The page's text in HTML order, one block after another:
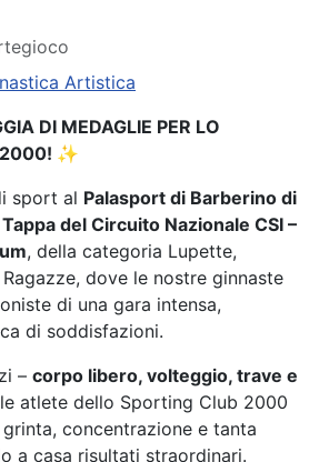
Artistica
DI MEDAGLIE PER LO
2000! ✨
sport al Palasport di Barberino di
del Circuito Nazionale CSI –
, della categoria Lupette,
dove le nostre ginnaste
di una gara intensa,
di soddisfazioni.
– corpo libero, volteggio, trave e
atlete dello Sporting Club 2000
concentrazione e tanta
a casa risultati straordinari.